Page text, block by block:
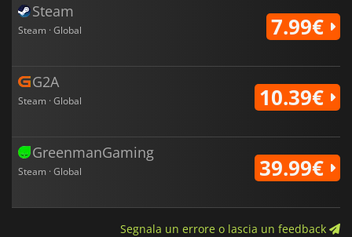
Steam
Steam · Global 7.99€
G2A
Steam · Global 10.39€
GreenmanGaming
Steam · Global 39.99€
Segnala un errore o lascia un feedback